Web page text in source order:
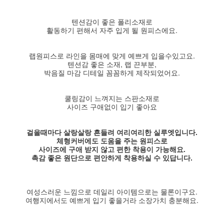
텐션감이 좋은 폴리소재로
활동하기 편해서 자주 입게 될 원피스에요.
랩원피스로 라인을 몸매에 맞게 예쁘게 입을수있고요.
텐션감 좋은 소재, 랩 끈부분,
박음질 마감 디테일 꼼꼼하게 제작되었어요.
쿨링감이 느껴지는 스판소재로
사이즈 구애없이 입기 좋아요
걸을때마다 살랑살랑 흔들려 여리여리한 실루엣입니다.
체형커버에도 도움을 주는 원피스로
사이즈에 구애 받지 않고 편한 착용이 가능해요.
촉감 좋은 원단으로 편안하게 착용하실 수 있답니다.
여성스러운 느낌으로 데일리 아이템으로는 물론이구요.
여행지에서도 예쁘게 입기 좋을거라 소장가치 충분해요.